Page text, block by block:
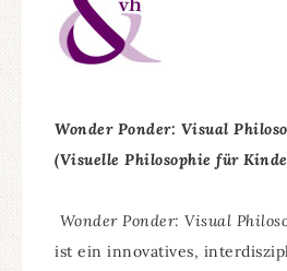
Wonder Ponder: Visual
(Visuelle Philosophie für
Wonder Ponder: Visual
ist ein innovatives,